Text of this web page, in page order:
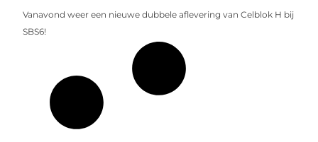
Vanavond weer een nieuwe dubbele aflevering van Celblok H bij
SBS6!